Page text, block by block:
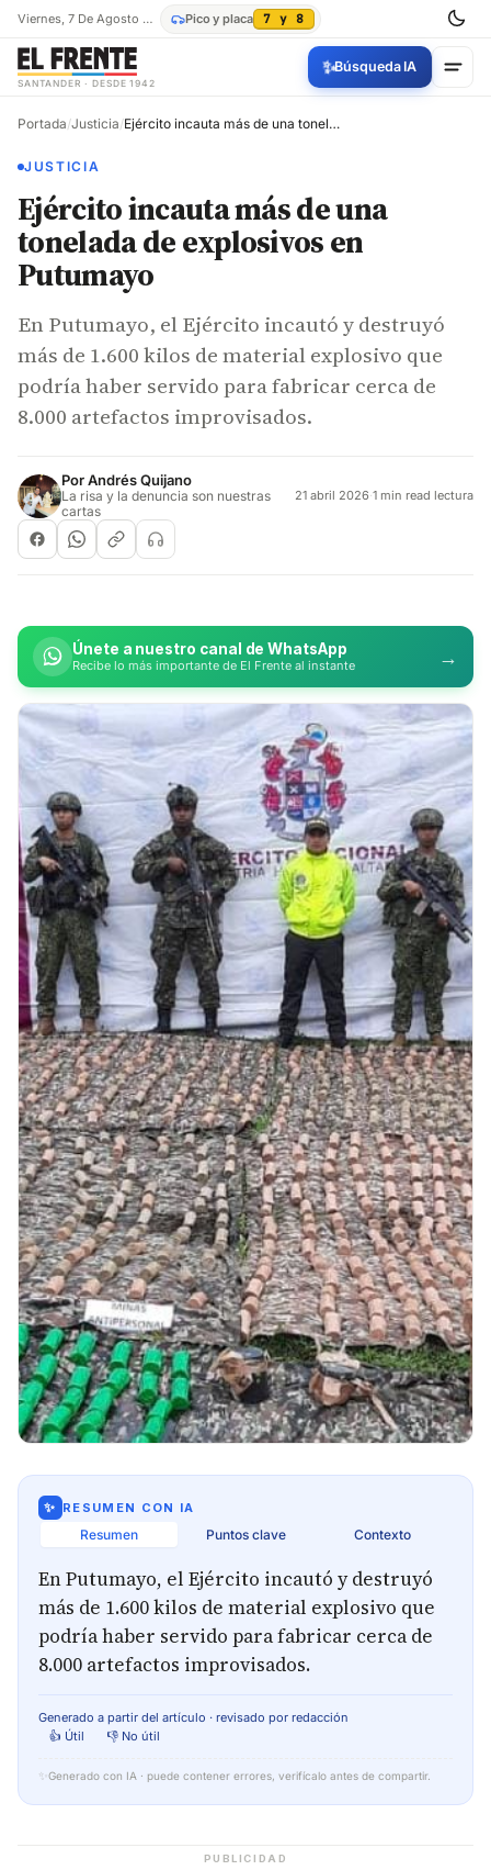
Viernes, 7 De Agosto De 2026 Pico y placa 7 y 8
SANTANDER · DESDE 1942
✨Búsqueda IA
Portada/Justicia/ Ejército incauta más de una tonelada de explosivos en Putumayo
JUSTICIA
Ejército incauta más de una
tonelada de explosivos en
Putumayo
En Putumayo, el Ejército incautó y destruyó
más de 1.600 kilos de material explosivo que
podría haber servido para fabricar cerca de
8.000 artefactos improvisados.
PorAndrés Quijano
La risa y la denuncia son nuestras
cartas
21 abril 2026·1 min read lectura
Únete a nuestro canal de WhatsApp
Recibe lo más importante de El Frente al instante →
✨ RESUMEN CON IA
Resumen Puntos clave Contexto
En Putumayo, el Ejército incautó y destruyó
más de 1.600 kilos de material explosivo que
podría haber servido para fabricar cerca de
8.000 artefactos improvisados.
Generado a partir del artículo · revisado por redacción
👍 Útil
👎 No útil
✨ Generado con IA · puede contener errores, verifícalo antes de compartir.
PUBLICIDAD